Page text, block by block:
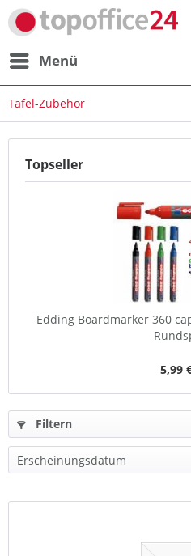
Menü
Tafel-Zubehör
Topseller
Edding Boardmarker 360
5,99
Filtern